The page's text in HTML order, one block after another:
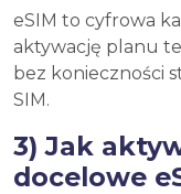
eSIM to cyfrowa
aktywację planu
bez konieczności
SIM.
3) Jak
docelowe